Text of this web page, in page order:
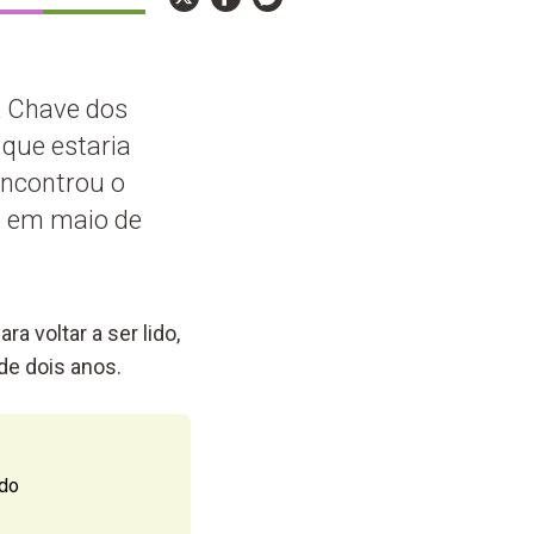
dos
estaria
o
maio de
voltar a ser lido,
dois anos.